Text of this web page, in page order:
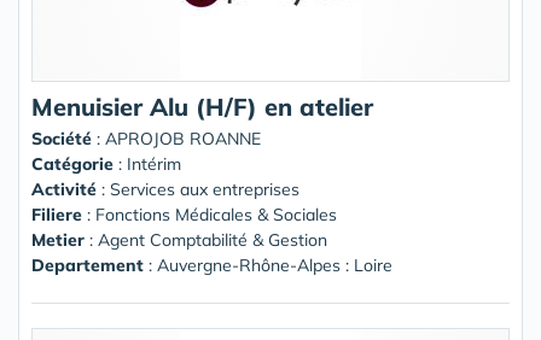
Menuisier Alu (H/F) en atelier
Société : APROJOB ROANNE
Catégorie : Intérim
Activité : Services aux entreprises
Filiere : Fonctions Médicales & Sociales
Metier : Agent Comptabilité & Gestion
Departement : Auvergne-Rhône-Alpes : Loire